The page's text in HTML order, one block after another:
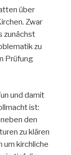
über
Zwar
zunächst
zu
Prüfung
und damit
ist:
den
zu klären
um kirchliche